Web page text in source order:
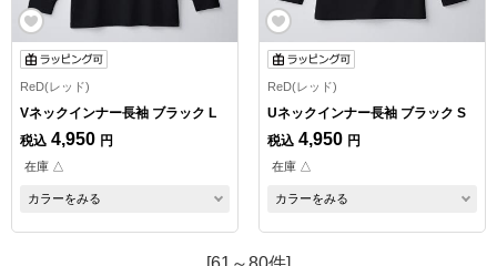
ReD(レッド)
Vネックインナー長袖 ブラック L
税込 4,950 円
在庫 △
カラーをみる
ReD(レッド)
Uネックインナー長袖 ブラック S
税込 4,950 円
在庫 △
カラーをみる